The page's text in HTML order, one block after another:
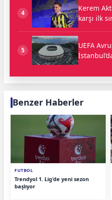
4
Kerem
karşı ilk
5
UEFA
Benzer Haberler
FUTBOL
Trendyol 1. Lig'de yeni sezon
başlıyor